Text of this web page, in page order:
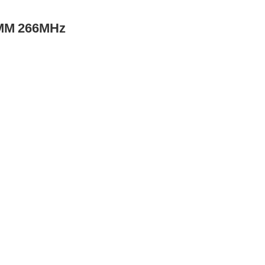
266MHz